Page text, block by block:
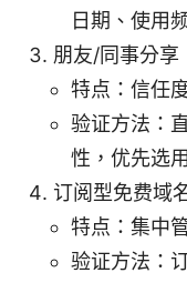
日期、使用
朋友/同事分享
特点：信任
验证方法：
性，优先选
订阅型免费域
特点：集中
验证方法：